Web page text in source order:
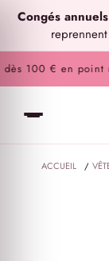
Congés annuels
100 € en point
ACCUEIL /